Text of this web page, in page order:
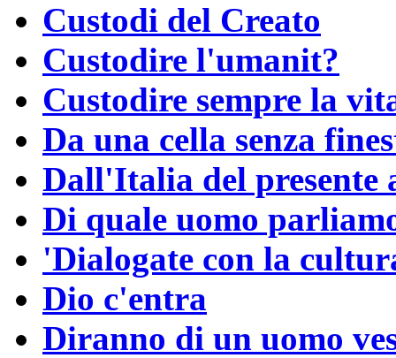
Custodi del Creato
Custodire l'umanit?
Custodire sempre la
Da una cella senza
Dall'Italia del
Di quale uomo
'Dialogate con la
Dio c'entra
Diranno di un uomo